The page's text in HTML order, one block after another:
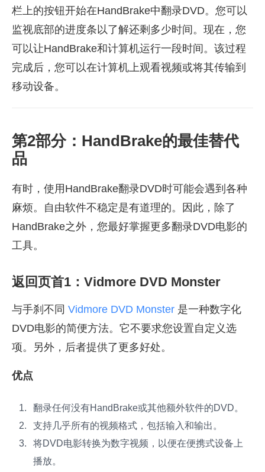
栏上的按钮开始在HandBrake中翻录DVD。您可以
监视底部的进度条以了解还剩多少时间。现在，您
可以让HandBrake和计算机运行一段时间。该过程
完成后，您可以在计算机上观看视频或将其传输到
移动设备。
第2部分：HandBrake的最佳替代
品
有时，使用HandBrake翻录DVD时可能会遇到各种
麻烦。自由软件不稳定是有道理的。因此，除了
HandBrake之外，您最好掌握更多翻录DVD电影的
工具。
返回页首1：Vidmore DVD Monster
与手刹不同 Vidmore DVD Monster 是一种数字化
DVD电影的简便方法。它不要求您设置自定义选
项。另外，后者提供了更多好处。
优点
翻录任何没有HandBrake或其他额外软件的DVD。
支持几乎所有的视频格式，包括输入和输出。
将DVD电影转换为数字视频，以便在便携式设备上
播放。